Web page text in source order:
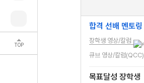
TOP
합격 선배 멘토링
장학생 영상/칼럼
큐브 영상/칼럼(QCC)
목표달성 장학생